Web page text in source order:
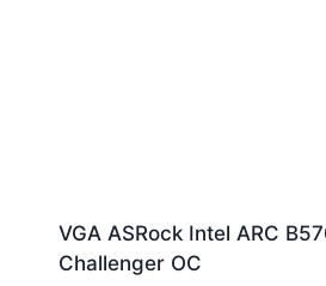
VGA ASRock Intel ARC
Challenger OC